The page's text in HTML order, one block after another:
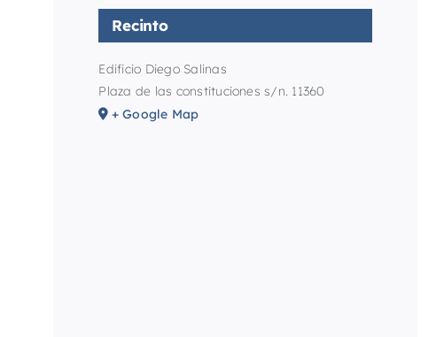
Recinto
Edificio Diego Salinas
Plaza de las constituciones s/n. 11360
+ Google Map